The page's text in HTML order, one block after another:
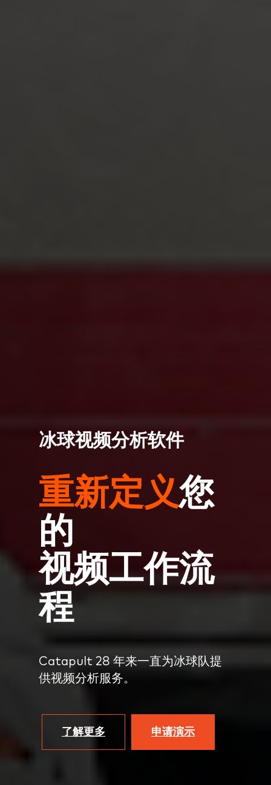
冰球视频分析软件
重新定义您
的
视频工作流
程
Catapult 28 年来一直为冰球队提
供视频分析服务。
了解更多 申请演示